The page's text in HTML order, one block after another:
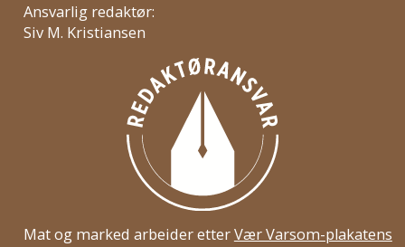
Ansvarlig redaktør:
Siv M. Kristiansen
Mat og marked arbeider etterVær Varsom-plakatens